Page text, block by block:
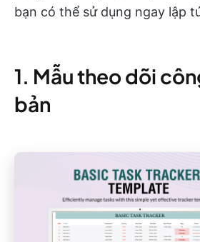
bạn có thể sử dụng ngay lập
1. Mẫu theo dõi
bản